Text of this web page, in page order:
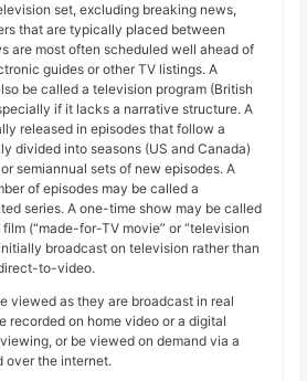
set, excluding breaking news,
that are typically placed between
are most often scheduled well ahead of
guides or other TV listings. A
be called a television program (British
if it lacks a narrative structure. A
released in episodes that follow a
divided into seasons (US and Canada)
semiannual sets of new episodes. A
of episodes may be called a
series. A one-time show may be called
(“made-for-TV movie” or “television
broadcast on television rather than
to-video.
viewed as they are broadcast in real
recorded on home video or a digital
or be viewed on demand via a
over the internet.